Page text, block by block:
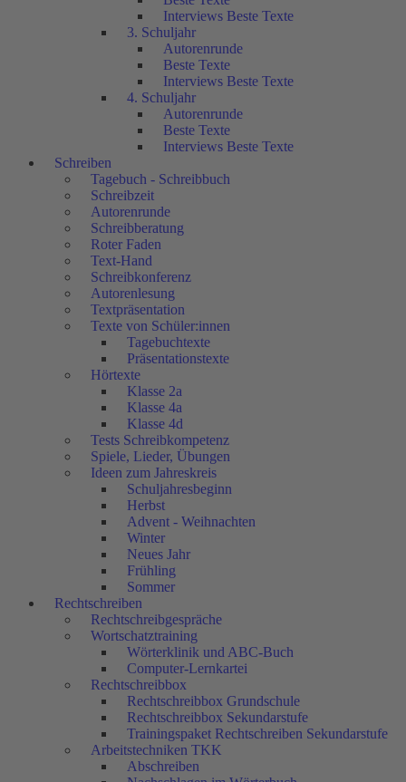
Interviews Beste Texte
3. Schuljahr
Autorenrunde
Beste Texte
Interviews Beste Texte
4. Schuljahr
Autorenrunde
Beste Texte
Interviews Beste Texte
Schreiben
Tagebuch - Schreibbuch
Schreibzeit
Autorenrunde
Schreibberatung
Roter Faden
Text-Hand
Schreibkonferenz
Autorenlesung
Textpräsentation
Texte von Schüler:innen
Tagebuchtexte
Präsentationstexte
Hörtexte
Klasse 2a
Klasse 4a
Klasse 4d
Tests Schreibkompetenz
Spiele, Lieder, Übungen
Ideen zum Jahreskreis
Schuljahresbeginn
Herbst
Advent - Weihnachten
Winter
Neues Jahr
Frühling
Sommer
Rechtschreiben
Rechtschreibgespräche
Wortschatztraining
Wörterklinik und ABC-Buch
Computer-Lernkartei
Rechtschreibbox
Rechtschreibbox Grundschule
Rechtschreibbox Sekundarstufe
Trainingspaket Rechtschreiben Sekundarstufe
Arbeitstechniken TKK
Abschreiben